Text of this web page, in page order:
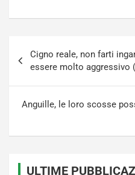
articoli
Cigno reale, non farti
essere molto aggressivo
Anguille, le loro scosse
ULTIME